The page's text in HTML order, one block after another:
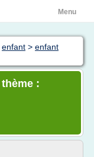
Menu
enfant > enfant
: